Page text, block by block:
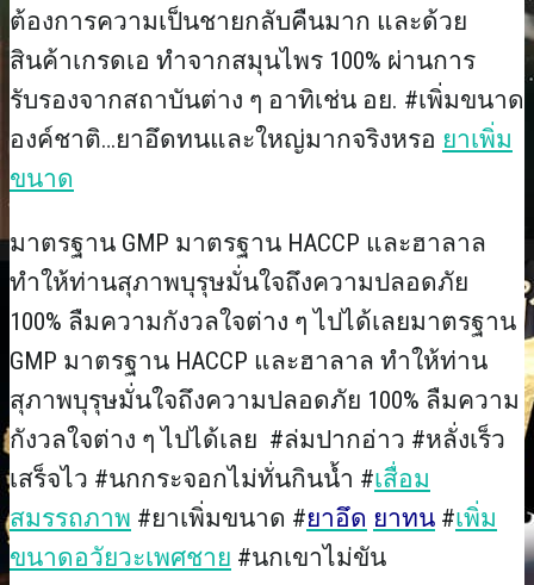
ต้องการความเป็นชายกลับคืนมาก และด้วย
สินค้าเกรดเอ ทำจากสมุนไพร 100% ผ่านการ
รับรองจากสถาบันต่าง ๆ อาทิเช่น อย. #เพิ่มขนาด
องค์ชาติ…ยาอึดทนและใหญ่มากจริงหรอ ยาเพิ่ม
ขนาด
มาตรฐาน GMP มาตรฐาน HACCP และฮาลาล
ทำให้ท่านสุภาพบุรุษมั่นใจถึงความปลอดภัย
100% ลืมความกังวลใจต่าง ๆ ไปได้เลยมาตรฐาน
GMP มาตรฐาน HACCP และฮาลาล ทำให้ท่าน
สุภาพบุรุษมั่นใจถึงความปลอดภัย 100% ลืมความ
กังวลใจต่าง ๆ ไปได้เลย #ล่มปากอ่าว #หลั่งเร็ว
เสร็จไว #นกกระจอกไม่ทั่นกินน้ำ #เสื่อม
สมรรถภาพ #ยาเพิ่มขนาด #ยาอึด ยาทน #เพิ่ม
ขนาดอวัยวะเพศชาย #นกเขาไม่ขัน